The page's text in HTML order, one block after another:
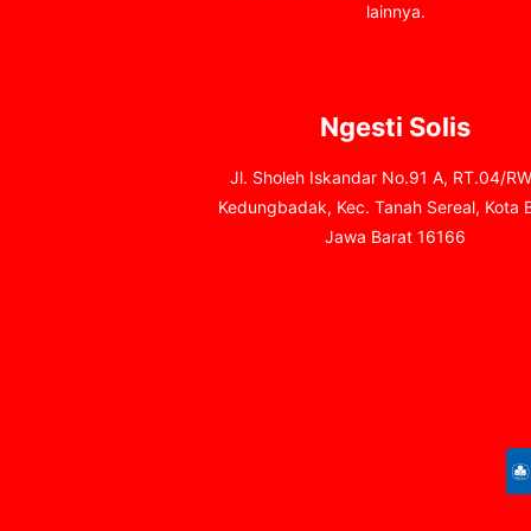
lainnya.
Ngesti Solis
Jl. Sholeh Iskandar No.91 A, RT.04/
Kedungbadak, Kec. Tanah Sereal, Kota
Jawa Barat 16166